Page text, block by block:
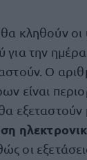
κληθούν οι
για την
Ο
είναι
εξεταστούν
οι